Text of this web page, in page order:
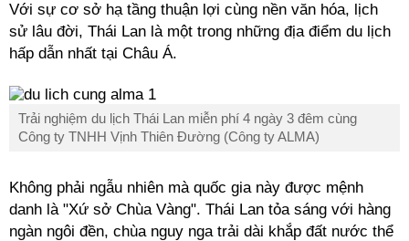
Với sự cơ sở hạ tầng thuận lợi cùng nền văn hóa, lịch
sử lâu đời, Thái Lan là một trong những địa điểm du lịch
hấp dẫn nhất tại Châu Á.
Trải nghiệm du lịch Thái Lan miễn phí 4 ngày 3 đêm cùng
Công ty TNHH Vịnh Thiên Đường (Công ty ALMA)
Không phải ngẫu nhiên mà quốc gia này được mệnh
danh là "Xứ sở Chùa Vàng". Thái Lan tỏa sáng với hàng
ngàn ngôi đền, chùa nguy nga trải dài khắp đất nước thể